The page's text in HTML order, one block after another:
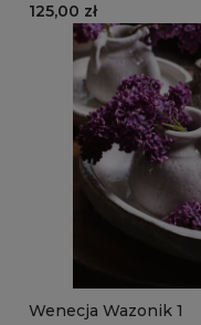
125,00 zł
Wenecja Wazonik 1